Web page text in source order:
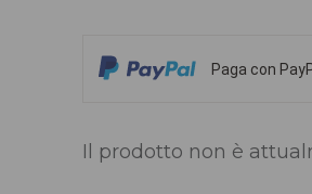
Paga con
Il prodotto non è